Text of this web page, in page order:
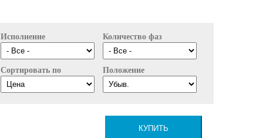
Исполнение Количество фаз
Сортировать по Положение
КУПИТЬ